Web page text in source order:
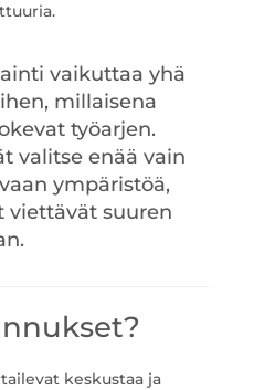
vaikuttaa yhä
millaisena
työarjen.
valitse enää vain
ympäristöä,
viettävät suuren
keskustaa ja